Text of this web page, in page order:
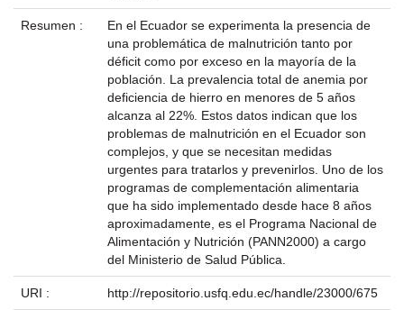
Resumen :
En el Ecuador se experimenta la presencia de
una problemática de malnutrición tanto por
déficit como por exceso en la mayoría de la
población. La prevalencia total de anemia por
deficiencia de hierro en menores de 5 años
alcanza al 22%. Estos datos indican que los
problemas de malnutrición en el Ecuador son
complejos, y que se necesitan medidas
urgentes para tratarlos y prevenirlos. Uno de los
programas de complementación alimentaria
que ha sido implementado desde hace 8 años
aproximadamente, es el Programa Nacional de
Alimentación y Nutrición (PANN2000) a cargo
del Ministerio de Salud Pública.
URI : http://repositorio.usfq.edu.ec/handle/23000/675